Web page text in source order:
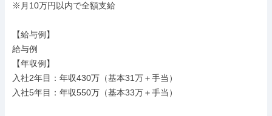
※月10万円以内で全額支給
【給与例】
給与例
【年収例】
入社2年目：年収430万（基本31万＋手当）
入社5年目：年収550万（基本33万＋手当）